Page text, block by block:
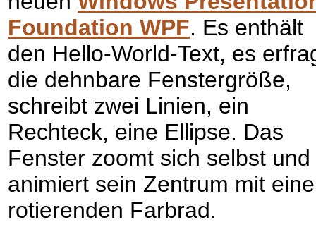
Foundation WPF. Es enthält
den Hello-World-Text, es
die dehnbare Fenstergröße,
schreibt zwei Linien, ein
Rechteck, eine Ellipse. Das
Fenster zoomt sich selbst und
animiert sein Zentrum mit
rotierenden Farbrad.